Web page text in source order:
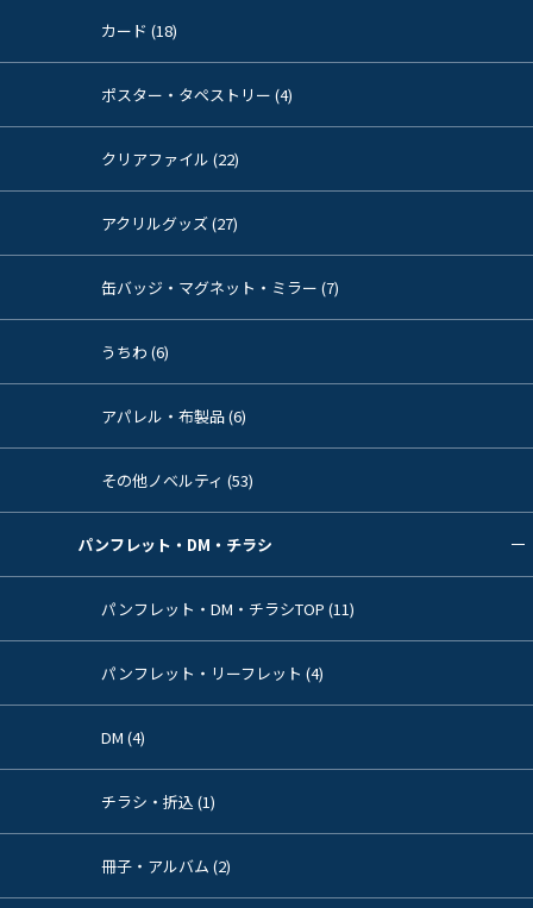
カード (18)
ポスター・タペストリー (4)
クリアファイル (22)
アクリルグッズ (27)
缶バッジ・マグネット・ミラー (7)
うちわ (6)
アパレル・布製品 (6)
その他ノベルティ (53)
パンフレット・DM・チラシ
パンフレット・DM・チラシTOP (11)
パンフレット・リーフレット (4)
DM (4)
チラシ・折込 (1)
冊子・アルバム (2)